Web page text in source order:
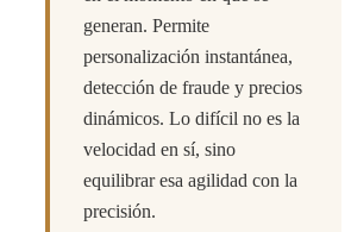
generan. Permite
personalización instantánea,
detección de fraude y precios
dinámicos. Lo difícil no es la
velocidad en sí, sino
equilibrar esa agilidad con la
precisión.